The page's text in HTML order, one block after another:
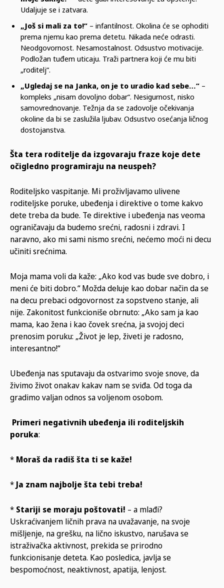
Udaljuje se i zatvara.
„Još si mali za to!“ – infantilnost. Okolina će se ophoditi
prema njemu kao prema detetu. Nikada neće odrasti.
Neodgovornost. Nesamostalnost. Odsustvo motivacije.
Podložan tuđem uticaju. Traži partnera koji će mu biti
„roditelj“.
„Ugledaj se na Janka, on je to uradio kad sebe…“ –
kompleks „nisam dovoljno dobar“. Nesigurnost, nisko
samovrednovanje. Težnja da se zadovolje očekivanja
okoline da bi se zaslužila ljubav. Odsustvo osećanja ličnog
dostojanstva.
Šta tera roditelje da izgovaraju fraze koje dete
očigledno programiraju na neuspeh?
Roditeljsko vaspitanje. Mi proživljavamo ulivene
roditeljske poruke, ubeđenja i direktive o tome kakvo
dete treba da bude. Te direktive i ubeđenja nas veoma
ograničavaju da budemo srećni, radosni i zdravi. I
naravno, ako mi sami nismo srećni, nećemo moći ni decu
učiniti srećnima.
Moja mama voli da kaže: „Ako kod vas bude sve dobro, i
meni će biti dobro.“ Možda deluje kao dobar način da se
na decu prebaci odgovornost za sopstveno stanje, ali
nije. Zakonitost funkcioniše obrnuto: „Ako sam ja kao
mama, kao žena i kao čovek srećna, ja svojoj deci
prenosim poruku: „Život je lep, živeti je radosno,
interesantno!“
Ubeđenja nas sputavaju da ostvarimo svoje snove, da
živimo život onakav kakav nam se sviđa. Od toga da
gradimo valjan odnos sa voljenom osobom.
Primeri negativnih ubeđenja ili roditeljskih
poruka:
* Moraš da radiš šta ti se kaže!
* Ja znam najbolje šta tebi treba!
* Stariji se moraju poštovati! – a mlađi?
Uskraćivanjem ličnih prava na uvažavanje, na svoje
mišljenje, na grešku, na lično iskustvo, narušava se
istraživačka aktivnost, prekida se prirodno
funkcionisanje deteta. Kao posledica, javlja se
bespomoćnost, neaktivnost, apatija, lenjost.